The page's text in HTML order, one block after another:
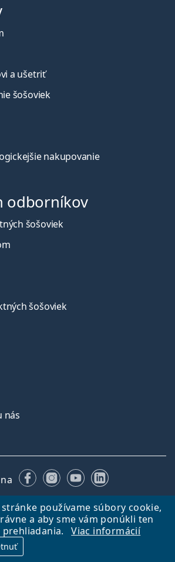
používame súbory cookie,
a aby sme vám ponúkli ten
Viac informácií
a ušetriť
šošoviek
nakupovanie
odborníkov
šošoviek
šošoviek
nás
FacebookuInstagrame
YouTubeLinkedIn